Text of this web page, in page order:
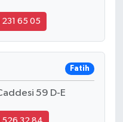
231 65 05
Fatih
59 D-E